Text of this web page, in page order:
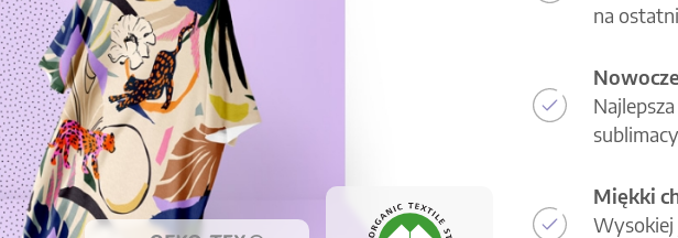
na
Miękki
Wysokiej